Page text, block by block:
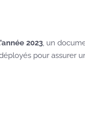
2023, un
pour assurer